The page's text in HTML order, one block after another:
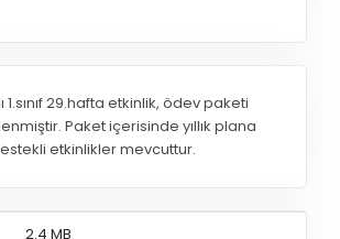
1.sınıf 29.hafta etkinlik, ödev paketi
Paket içerisinde yıllık plana
etkinlikler mevcuttur.
2.4 MB